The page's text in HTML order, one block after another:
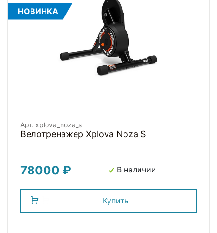
НОВИНКА
Арт. xplova_noza_s
Велотренажер Xplova Noza S
78000 ₽ В наличии
Купить